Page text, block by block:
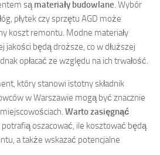
są materiały budowlane . Wybór
płytek czy sprzętu AGD może
koszt remontu. Modne materiały
jakości będą droższe, co w dłuższej
opłacać ze względu na ich trwałość.
który stanowi istotny składnik
w Warszawie mogą być znacznie
Warto zasięgnąć
potrafią oszacować, ile kosztować będą
a także wskazać potencjalne